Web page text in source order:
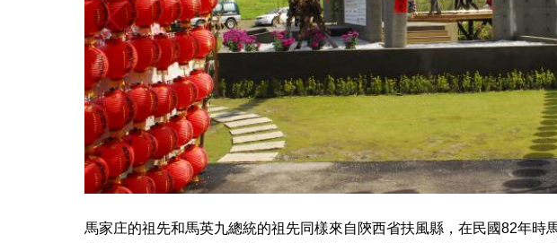
馬家庄的祖先和馬英九總統的祖先同樣來自陝西省扶風縣，在民國82年時